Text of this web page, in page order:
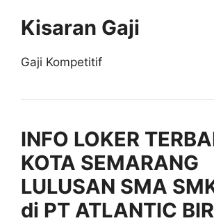
Kisaran Gaji
Gaji Kompetitif
INFO LOKER
KOTA SEMARANG
LULUSAN SMA
di PT ATLANTIC